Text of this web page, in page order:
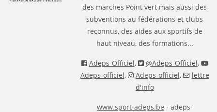
des marches Point vert mais aussi des
subventions au fédérations et clubs
reconnus, des aides aux sportifs de
haut niveau, des formations...
Adeps-Officiel, @Adeps-Officiel,
Adeps-officiel, Adeps-officiel,
lettre
d'info
www.sport-adeps.be - adeps-